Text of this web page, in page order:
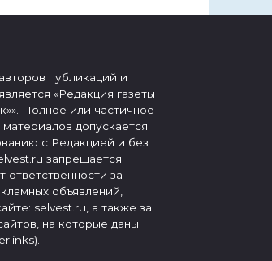
публикаций и
«Редакция газеты
Полное или частичное
допускается
с Редакцией и без
запрещается.
ответственности за
объявлений,
selvest.ru, а также за
на которые даны